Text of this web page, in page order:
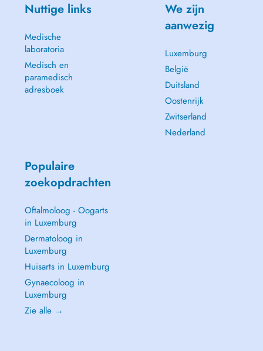
Nuttige links
Medische
laboratoria
Medisch en
paramedisch
adresboek
We zijn
aanwezig
Luxemburg
België
Duitsland
Oostenrijk
Zwitserland
Nederland
Populaire
zoekopdrachten
Oftalmoloog - Oogarts
in Luxemburg
Dermatoloog in
Luxemburg
Huisarts in Luxemburg
Gynaecoloog in
Luxemburg
Zie alle →